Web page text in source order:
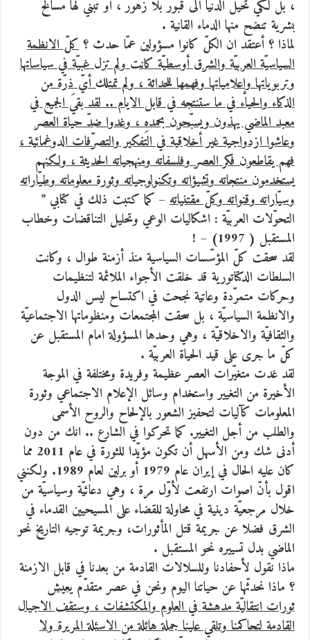
، بل لكي تحيل الدنيا الى قبور بلا زهور ، او تبني لها مسالخ
بشرية تنضح منها الدماء القانية .
لماذا ؟ أعتقد ان الكلّ كانوا مسؤولين عمّا حدث ؟كلّ الانظمة
السياسيّة العربيّة والشرق أوسطيّة كانت ولم تزل غبيّة في سياساتها
وتربوياتها وإعلامياتها وفهمها للحداثة ، ولم تمتلك أيّ ذرّة من
الذكاء والحياء في ما ستنتجه في قابل الايام .. لقد بقيَ الجميع في
معبد الماضي يهذون ويسبّحون بحمدهِ ، وغدوا ضدّ حياة العصر
وعاشوا ازدواجية غير أخلاقية في التفكير والتصرّفات الدوغمائية ،
فهم يقاطعون فكر العصر وفلسفاته ومنهجياته الحديثة ، ولكنهم
يستخدمون منتجاته وتشيؤاته وتكنولوجياته وثورة معلوماته وطيّاراته
وسيّاراته وقنواته وكلّ مقتنياته– كما كتبت ذلك في كتابي ”
التحوّلات العربيّة : اشكاليات الوعي وتحليل التناقضات وخطاب
المستقبل ( 1997) – !
لقد سحقت كلّ المؤسّسات السياسية منذ أزمنة طوال ، وكانت
السلطات الدكتاتورية قد خلقت الأجواء الملائمة لتنظيمات
وحركات متمرّدة وعاتية نجحت في اكتساح ليس الدول
والانظمة السياسيّة ، بل سحقت المجتمعات ومنظوماتها الاجتماعيّة
والثقافيّة والاخلاقيّة ، وهي وحدها المسؤولة امام المستقبل عن
كلّ ما جرى على قيد الحياة العربيّة .
لقد غدت متغيّرات العصر عظيمة وفريدة ومختلفة في الموجة
الأخيرة من التغيير واستخدام وسائل الإعلام الاجتماعي وثورة
المعلومات كآليات لتحفيز الشعور بالإلحاح والروح الأسمى
والطلب من أجل التغيير. كما تحركوا في الشارع .. انك من دون
أدنى شك ومن الأسهل أن تكون مؤيّدا للثورة في عام 2011 مما
كان عليه الحال في إيران عام 1979 أو برلين لعام 1989. ولكنني
اقول بأنّ اصوات ارتفعت لأوّل مرة ، وهي دعائيّة وسياسيّة من
خلال مرجعيّة دينية في محاولة للقضاء على المسيحيين القدماء في
الشرق فضلا عن جريمة قتل المأثورات، وجريمة توجيه التاريخ نحو
الماضي بدل تسييره نحو المستقبل .
ماذا نقول لأحفادنا وللسلالات القادمة من بعدنا في قابل الازمنة
؟ ماذا نحدثّها عن حياتنا اليوم ونحن في عصر متقدّميعيش
ثورات انتقاليّة مدهشة في العلوم والمكتشفات ، وستقف الاجيال
القادمة لتحاكمنا وتلقي علينا جملة هائلة من الاسئلة المريرة ولا